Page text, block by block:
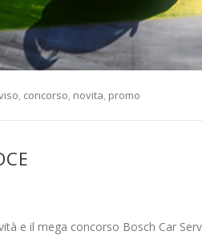
, concorso, novita, promo
e il mega concorso Bosch Car